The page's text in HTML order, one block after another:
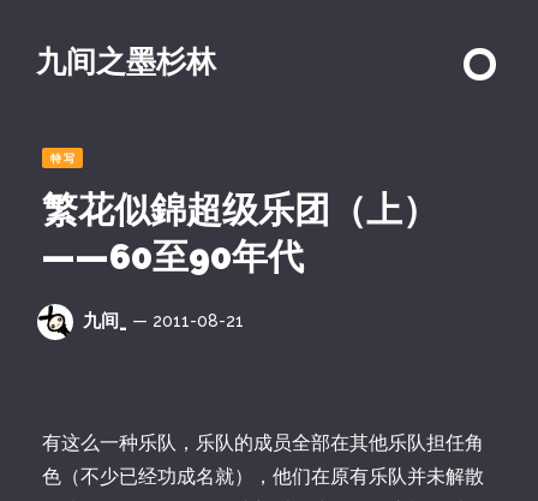
九间之墨杉林
特写
繁花似錦超级乐团（上）
——60至90年代
九间_ — 2011-08-21
有这么一种乐队，乐队的成员全部在其他乐队担任角
色（不少已经功成名就），他们在原有乐队并未解散